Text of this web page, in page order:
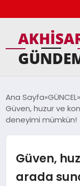
DÜNYA
Ana Sayfa GÜNCEL
Güven, huzur ve
deneyimi mümkün!
Güven,
arada